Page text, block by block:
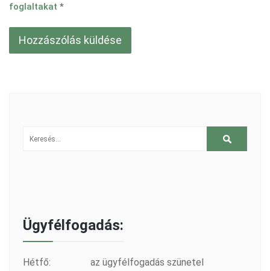
foglaltakat *
Ügyfélfogadás:
Hétfő:
az ügyfélfogadás szünetel